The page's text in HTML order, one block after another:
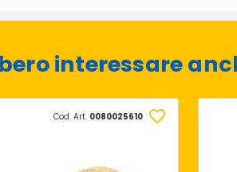
interessare
Cod. Art. 0080025610